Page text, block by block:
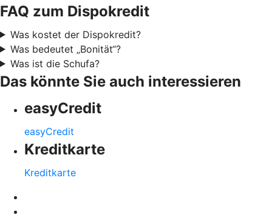
FAQ zum Dispokredit
Was kostet der Dispokredit?
Was bedeutet „Bonität“?
Was ist die Schufa?
Das könnte Sie auch interessieren
easyCredit
easyCredit
Kreditkarte
Kreditkarte